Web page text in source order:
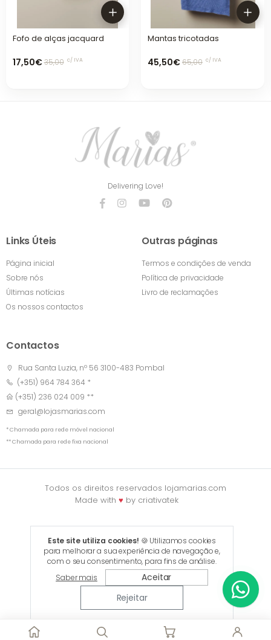
Fofo de alças jacquard
17,50€35,00 c/ IVA
Mantas tricotadas
45,50€65,00 c/ IVA
Delivering Love!
Links Úteis
Página inicial
Sobre nós
Últimas notícias
Os nossos contactos
Outras páginas
Termos e condições de venda
Política de privacidade
Livro de reclamações
Contactos
Rua Santa Luzia, nº 56 3100-483 Pombal
(+351) 964 784 364 *
(+351) 236 024 009 **
geral@lojasmarias.com
* Chamada para rede móvel nacional
** Chamada para rede fixa nacional
Todos os direitos reservados lojamarias.com
Made with ♥ by criativatek
Este site utiliza cookies! 🍪 Utilizamos cookies
para melhorar a sua experiência de navegação e,
com o seu consentimento, para fins de análise.
Saber mais
Aceitar
Rejeitar